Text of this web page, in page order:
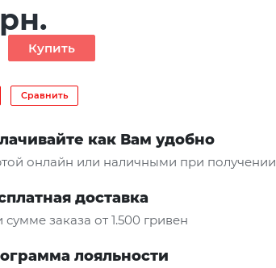
Сравнить
как Вам удобно
онлайн или наличными при получении
доставка
сумме заказа от 1.500 гривен
лояльности